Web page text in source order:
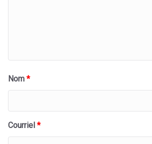
Nom *
Courriel *